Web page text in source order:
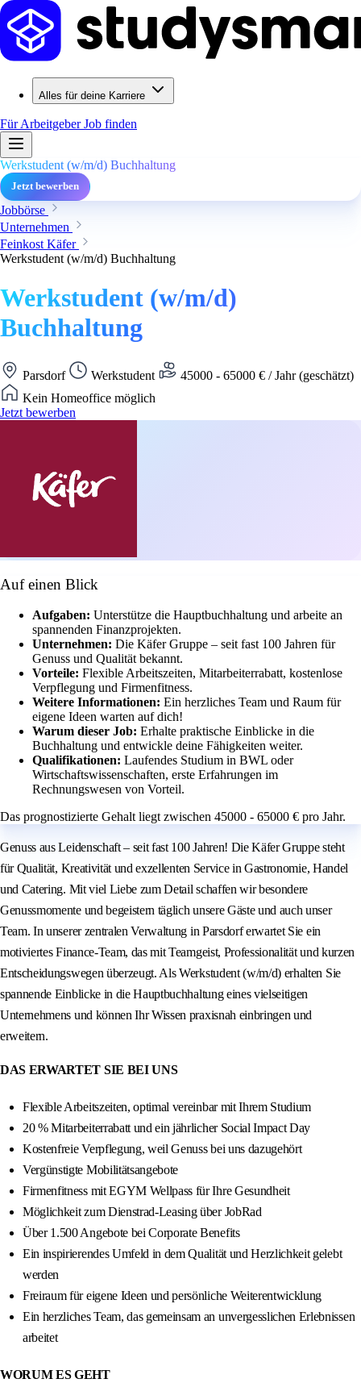
Alles für deine Karriere
Für ArbeitgeberJob finden
Werkstudent (w/m/d) Buchhaltung
Jetzt bewerben
Jobbörse
Unternehmen
Feinkost Käfer
Werkstudent (w/m/d) Buchhaltung
Werkstudent (w/m/d)
Buchhaltung
Parsdorf Werkstudent
45000 - 65000 € / Jahr (geschätzt)
Kein Homeoffice möglich
Jetzt bewerben
Auf einen Blick
Aufgaben: Unterstütze die Hauptbuchhaltung und arbeite an
spannenden Finanzprojekten.
Unternehmen: Die Käfer Gruppe – seit fast 100 Jahren für
Genuss und Qualität bekannt.
Vorteile: Flexible Arbeitszeiten, Mitarbeiterrabatt, kostenlose
Verpflegung und Firmenfitness.
Weitere Informationen: Ein herzliches Team und Raum für
eigene Ideen warten auf dich!
Warum dieser Job: Erhalte praktische Einblicke in die
Buchhaltung und entwickle deine Fähigkeiten weiter.
Qualifikationen: Laufendes Studium in BWL oder
Wirtschaftswissenschaften, erste Erfahrungen im
Rechnungswesen von Vorteil.
Das prognostizierte Gehalt liegt zwischen 45000 - 65000 € pro Jahr.
Genuss aus Leidenschaft – seit fast 100 Jahren! Die Käfer Gruppe steht
für Qualität, Kreativität und exzellenten Service in Gastronomie, Handel
und Catering. Mit viel Liebe zum Detail schaffen wir besondere
Genussmomente und begeistern täglich unsere Gäste und auch unser
Team. In unserer zentralen Verwaltung in Parsdorf erwartet Sie ein
motiviertes Finance-Team, das mit Teamgeist, Professionalität und kurzen
Entscheidungswegen überzeugt. Als Werkstudent (w/m/d) erhalten Sie
spannende Einblicke in die Hauptbuchhaltung eines vielseitigen
Unternehmens und können Ihr Wissen praxisnah einbringen und
erweitern.
DAS ERWARTET SIE BEI UNS
Flexible Arbeitszeiten, optimal vereinbar mit Ihrem Studium
20 % Mitarbeiterrabatt und ein jährlicher Social Impact Day
Kostenfreie Verpflegung, weil Genuss bei uns dazugehört
Vergünstigte Mobilitätsangebote
Firmenfitness mit EGYM Wellpass für Ihre Gesundheit
Möglichkeit zum Dienstrad-Leasing über JobRad
Über 1.500 Angebote bei Corporate Benefits
Ein inspirierendes Umfeld in dem Qualität und Herzlichkeit gelebt
werden
Freiraum für eigene Ideen und persönliche Weiterentwicklung
Ein herzliches Team, das gemeinsam an unvergesslichen Erlebnissen
arbeitet
WORUM ES GEHT